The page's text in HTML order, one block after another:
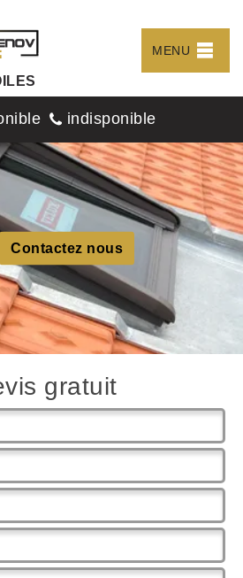
MENU
indisponible
Contactez nous
gratuit